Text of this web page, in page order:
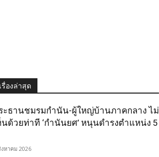
เรื่องล่าสุด
ะธานชมรมกำนัน-ผู้ใหญ่บ้านภาคกลาง ไม่
นด้วยท่าที ‘กำนันยศ’ หนุนดำรงตำแหน่ง 5
หาคม 2026